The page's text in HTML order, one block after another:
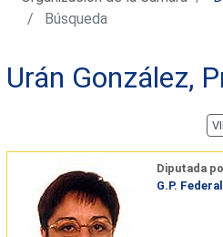
Búsqueda
Urán González,
Diputada
G.P.